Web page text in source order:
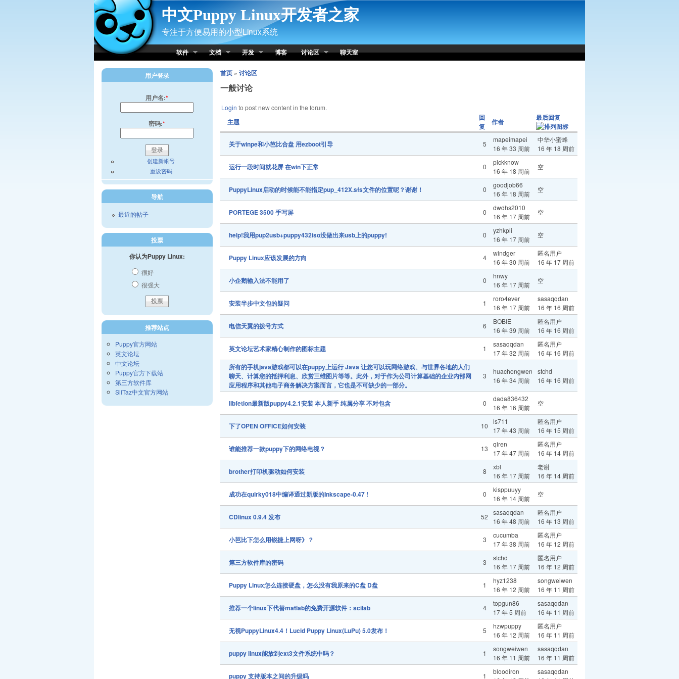
Skip to Content
中文Puppy Linux开发者之家
专注于方便易用的小型Linux系统
软件 文档 开发 博客 讨论区 聊天室
首页» 讨论区
一般讨论
Login to post new content in the forum.
主题
回
复
作者 最后回复
关于winpe和小芭比合盘 用ezboot引导 5
mapeimapei
16 年 33 周前
中华小蜜蜂
16 年 18 周前
运行一段时间就花屏 在win下正常 0
pickknow
16 年 18 周前
空
PuppyLinux启动的时候能不能指定pup_412X.sfs文件的位置呢？谢谢！ 0
goodjob66
16 年 18 周前
空
PORTEGE 3500 手写屏 0
dwdhs2010
16 年 17 周前
空
help!我用pup2usb+puppy432iso没做出来usb上的puppy! 0
yzhkpli
16 年 17 周前
空
Puppy Linux应该发展的方向 4
windger
16 年 30 周前
匿名用户
16 年 17 周前
小企鹅输入法不能用了 0
hnwy
16 年 17 周前
空
安装半步中文包的疑问 1
roro4ever
16 年 17 周前
sasaqqdan
16 年 16 周前
电信天翼的拨号方式 6
BOBIE
16 年 39 周前
匿名用户
16 年 16 周前
英文论坛艺术家精心制作的图标主题 1
sasaqqdan
17 年 32 周前
匿名用户
16 年 16 周前
所有的手机java游戏都可以在puppy上运行 Java 让您可以玩网络游戏、与世界各地的人们
聊天、计算您的抵押利息、欣赏三维图片等等。此外，对于作为公司计算基础的企业内部网
应用程序和其他电子商务解决方案而言，它也是不可缺少的一部分。
3
huachongwen
16 年 34 周前
stchd
16 年 16 周前
libfetion最新版puppy4.2.1安装 本人新手 纯属分享 不对包含 0
dada836432
16 年 16 周前
空
下了OPEN OFFICE如何安装 10
ls711
17 年 43 周前
匿名用户
16 年 15 周前
谁能推荐一款puppy下的网络电视？ 13
qiren
17 年 47 周前
匿名用户
16 年 14 周前
brother打印机驱动如何安装 8
xbl
16 年 17 周前
老谢
16 年 14 周前
成功在quirky018中编译通过新版的Inkscape-0.47 ! 0
kisppuuyy
16 年 14 周前
空
CDlinux 0.9.4 发布 52
sasaqqdan
16 年 48 周前
匿名用户
16 年 13 周前
小芭比下怎么用锐捷上网呀》？ 3
cucumba
17 年 38 周前
匿名用户
16 年 12 周前
第三方软件库的密码 3
stchd
16 年 17 周前
匿名用户
16 年 12 周前
Puppy Linux怎么连接硬盘，怎么没有我原来的C盘 D盘 1
hyz1238
16 年 12 周前
songweiwen
16 年 11 周前
推荐一个linux下代替matlab的免费开源软件：scilab 4
topgun86
17 年 5 周前
sasaqqdan
16 年 11 周前
无视PuppyLinux4.4！Lucid Puppy Linux(LuPu) 5.0发布！ 5
hzwpuppy
16 年 12 周前
匿名用户
16 年 11 周前
puppy linux能放到ext3文件系统中吗？ 1
songweiwen
16 年 11 周前
sasaqqdan
16 年 11 周前
puppy 支持版本之间的升级吗 1
bloodiron
sasaqqdan
用户登录
用户名:*
密码:*
创建新帐号
重设密码
导航
最近的帖子
投票
你认为Puppy Linux:
很好
很强大
推荐站点
Puppy官方网站
英文论坛
中文论坛
Puppy官方下载站
第三方软件库
SliTaz中文官方网站